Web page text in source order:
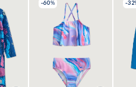
-60% -